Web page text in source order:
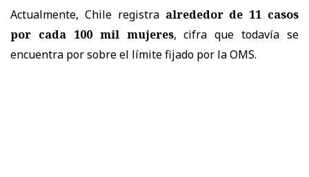
Actualmente, Chile registra alrededor de 11 casos
por cada 100 mil mujeres, cifra que todavía se
encuentra por sobre el límite fijado por la OMS.